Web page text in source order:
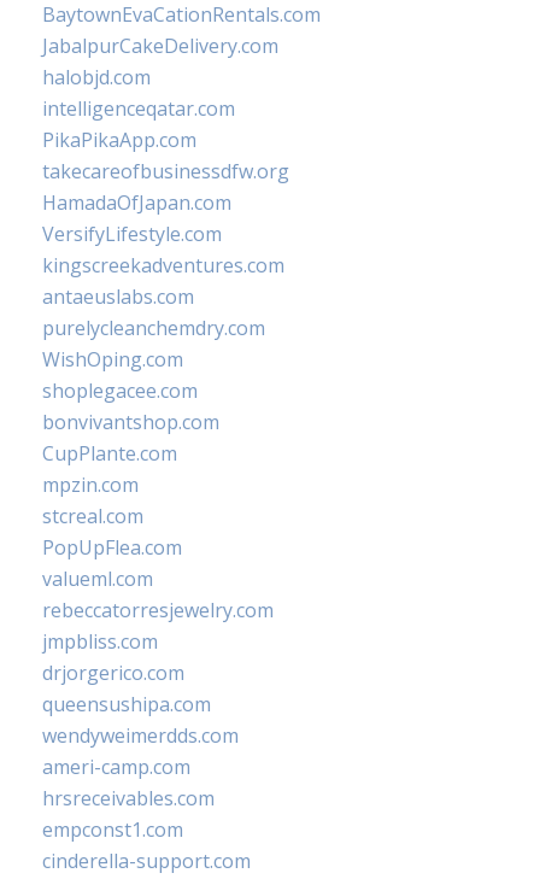
BaytownEvaCationRentals.com
JabalpurCakeDelivery.com
halobjd.com
intelligenceqatar.com
PikaPikaApp.com
takecareofbusinessdfw.org
HamadaOfJapan.com
VersifyLifestyle.com
kingscreekadventures.com
antaeuslabs.com
purelycleanchemdry.com
WishOping.com
shoplegacee.com
bonvivantshop.com
CupPlante.com
mpzin.com
stcreal.com
PopUpFlea.com
valueml.com
rebeccatorresjewelry.com
jmpbliss.com
drjorgerico.com
queensushipa.com
wendyweimerdds.com
ameri-camp.com
hrsreceivables.com
empconst1.com
cinderella-support.com